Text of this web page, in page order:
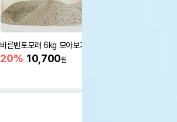
바른벤토모래 6kg 모아보기
20% 10,700원